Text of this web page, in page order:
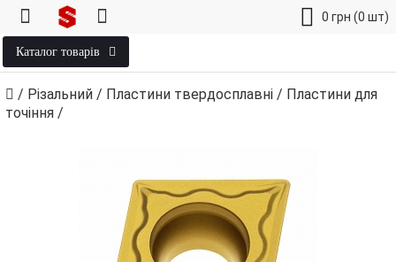
0 грн (0 шт)
Каталог товарів
/ Різальний / Пластини твердосплавні / Пластини для
точіння /